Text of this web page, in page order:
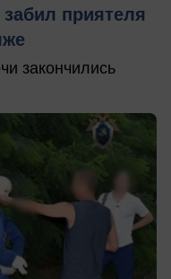
приятеля
закончились